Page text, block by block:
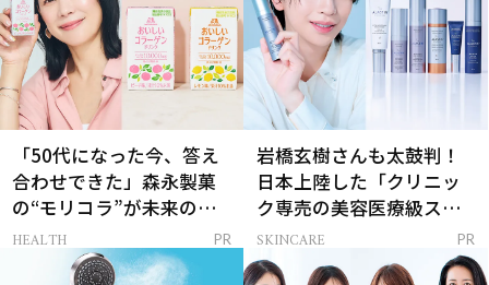
「50代になった今、答え
合わせできた」森永製菓
の“モリコラ”が未来のキ
レイを連れてくる！
HEALTH PR
岩橋玄樹さんも太鼓判！
日本上陸した「クリニッ
ク専売の美容医療級スキ
ンケア」
SKINCARE PR